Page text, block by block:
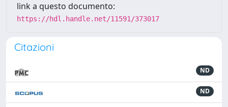
link a questo documento:
https://hdl.handle.net/11591/373017
Citazioni
ND
ND